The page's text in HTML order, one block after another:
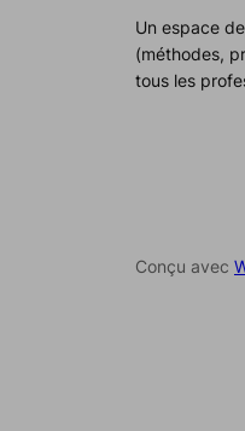
Un espace
(méthodes,
tous les
Conçu avec